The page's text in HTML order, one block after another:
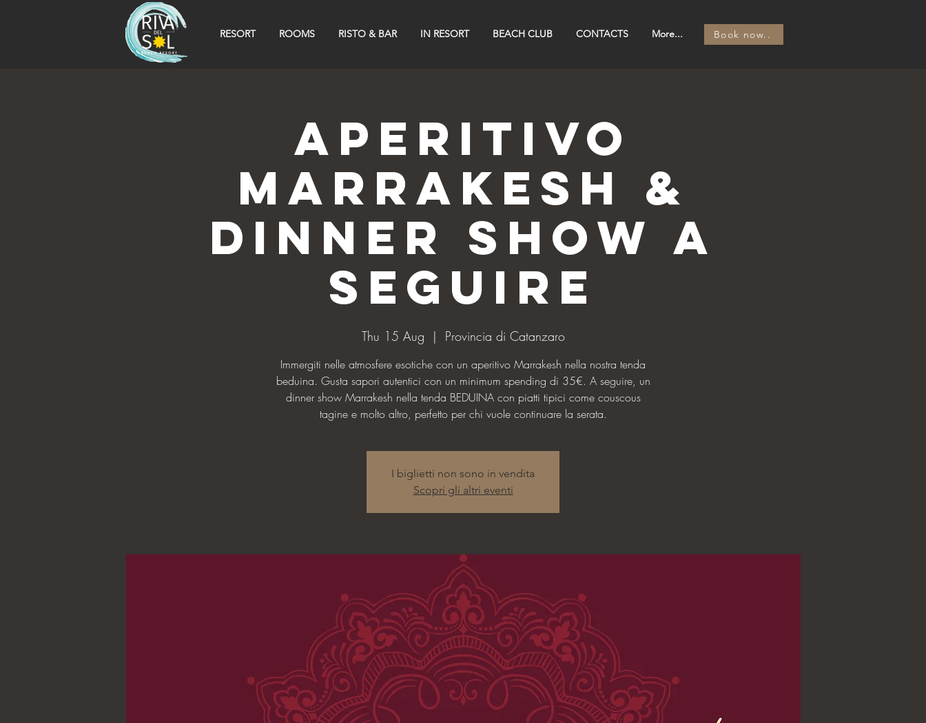
RESORT ROOMS RISTO & BAR IN RESORT BEACH CLUB CONTACTS More... Book now..
Aperitivo
Marrakesh &
Dinner Show a
seguire
Thu 15 Aug
  |
Provincia di Catanzaro
Immergiti nelle atmosfere esotiche con un aperitivo Marrakesh nella nostra tenda
beduina. Gusta sapori autentici con un minimum spending di 35€. A seguire, un
dinner show Marrakesh nella tenda BEDUINA con piatti tipici come couscous
tagine e molto altro, perfetto per chi vuole continuare la serata.
I biglietti non sono in vendita
Scopri gli altri eventi